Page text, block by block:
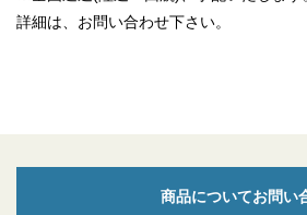
詳細は、お問い合わせ下さい。
商品についてお問い